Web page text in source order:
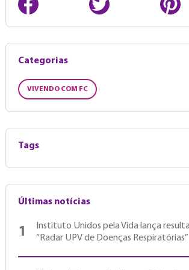
Categorias
VIVENDO COM FC
Tags
Últimas notícias
1
Instituto Unidos pela Vida lança
“Radar UPV de Doenças Respiratórias”